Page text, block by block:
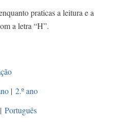
praticas a leitura e a
a letra “H”.
| 2.º ano
| Português